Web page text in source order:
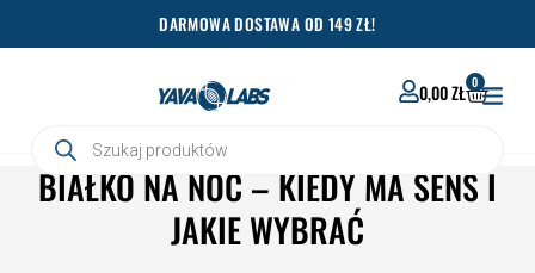
DARMOWA DOSTAWA OD 149 ZŁ!
produktów
0,00ZŁ 0
WÓZEK
BIAŁKO NA NOC – KIEDY MA SENS I
JAKIE WYBRAĆ